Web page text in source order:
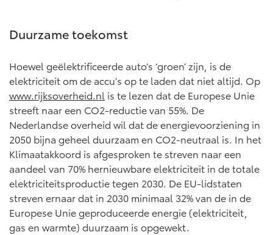
Vanaf € 37.995,- Vanaf € 49.995,-
bZ4X
BATTERIJ-ELEKTRISCH
Vanaf € 39.995,-
bZ4X Touring
BATTERIJ-ELEKTRISCH
Vanaf € 48.995,-
MyToyota login
Abonnementen
Multimedia
Connected check
Navigatie updates
Duurzame toekomst
Hoewel geëlektrificeerde auto’s ‘groen’ zijn, is de
elektriciteit om de accu’s op te laden dat niet altijd. Op
www.rijksoverheid.nl is te lezen dat de Europese Unie
streeft naar een CO2-reductie van 55%. De
Nederlandse overheid wil dat de energievoorziening in
2050 bijna geheel duurzaam en CO2-neutraal is. In het
Klimaatakkoord is afgesproken te streven naar een
aandeel van 70% hernieuwbare elektriciteit in de totale
elektriciteitsproductie tegen 2030. De EU-lidstaten
streven ernaar dat in 2030 minimaal 32% van de in de
Europese Unie geproduceerde energie (elektriciteit,
gas en warmte) duurzaam is opgewekt.